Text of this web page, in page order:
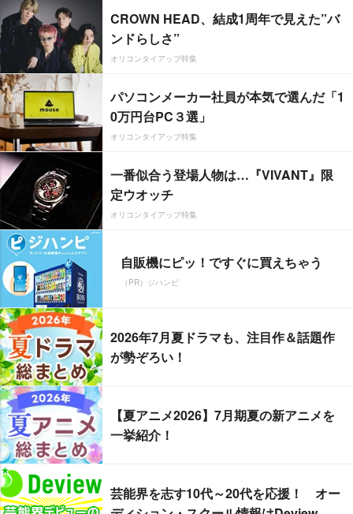
CROWN HEAD、結成1周年で見えた”バ
ンドらしさ”
オリコンタイアップ特集
パソコンメーカー社員が本気で選んだ「1
0万円台PC３選」
オリコンタイアップ特集
一番似合う登場人物は…『VIVANT』限
定ウオッチ
オリコンタイアップ特集
自販機にピッ！ですぐに買えちゃう
（PR）ジハンピ
2026年7月夏ドラマも、注目作＆話題作
が勢ぞろい！
【夏アニメ2026】7月期夏の新アニメを
一挙紹介！
芸能界を志す10代～20代を応援！ オー